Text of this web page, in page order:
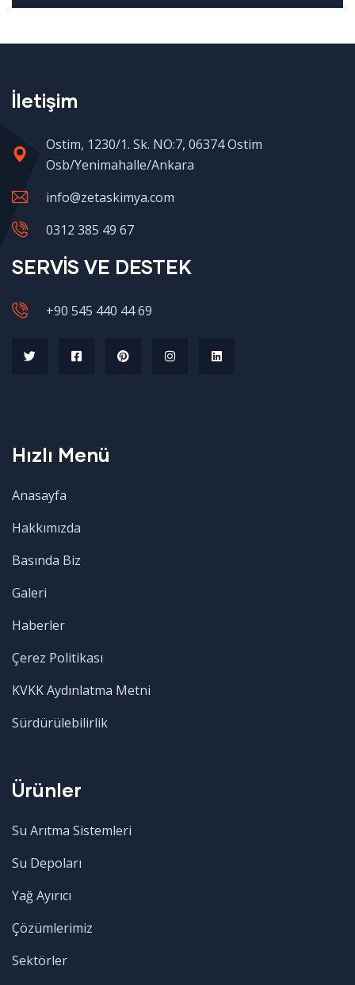
İletişim
Ostim, 1230/1. Sk. NO:7, 06374 Ostim
Osb/Yenimahalle/Ankara
info@zetaskimya.com
0312 385 49 67
SERVİS VE DESTEK
+90 545 440 44 69
Hızlı Menü
Anasayfa
Hakkımızda
Basında Biz
Galeri
Haberler
Çerez Politikası
KVKK Aydınlatma Metni
Sürdürülebilirlik
Ürünler
Su Arıtma Sistemleri
Su Depoları
Yağ Ayırıcı
Çözümlerimiz
Sektörler